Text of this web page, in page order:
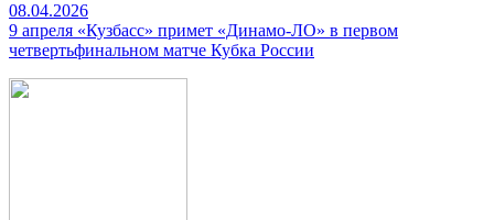
08.04.2026
9 апреля «Кузбасс» примет «Динамо-ЛО» в первом
четвертьфинальном матче Кубка России